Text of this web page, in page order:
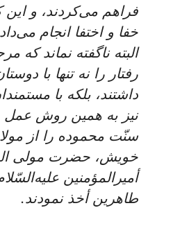
فراهم می‌‏كردند، و اين
خفا و اختفا انجام
البته ناگفته نماند كه
رفتار را نه تنها با
داشتند، بلكه با
نيز به همين روش عمل
سنّت محموده را از
خويش، حضرت مولى
أميرالمؤمنين
طاهرين أخذ نمودند.